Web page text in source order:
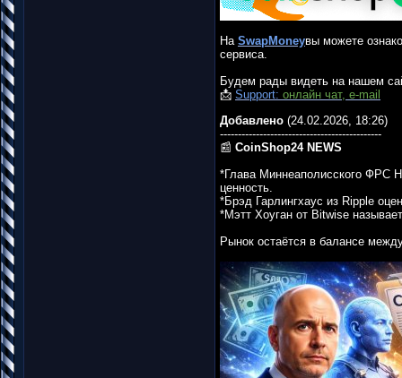
На SwapMoneyвы можете
сервиса.
Будем рады видеть на нашем
📩 Support: онлайн чат, e-mail
Добавлено (24.02.2026, 18:26)
---------------------------------------------
📰 CoinShop24 NEWS
*Глава Миннеаполисского ФРС
ценность.
*Брэд Гарлингхаус из Ripple
*Мэтт Хоуган от Bitwise
Рынок остаётся в балансе